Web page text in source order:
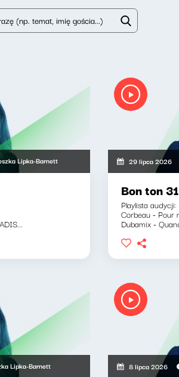
Lipka-Barnett 29 lipca 2026
Bon ton
Playlista audycji:
Corbeau - Pour
Dubamix -
Lipka-Barnett 8 lipca 2026